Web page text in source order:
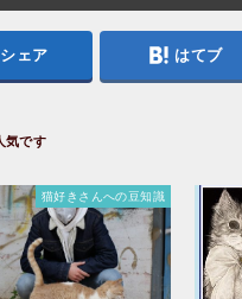
シェア はてブ
猫好きさんへの豆知識